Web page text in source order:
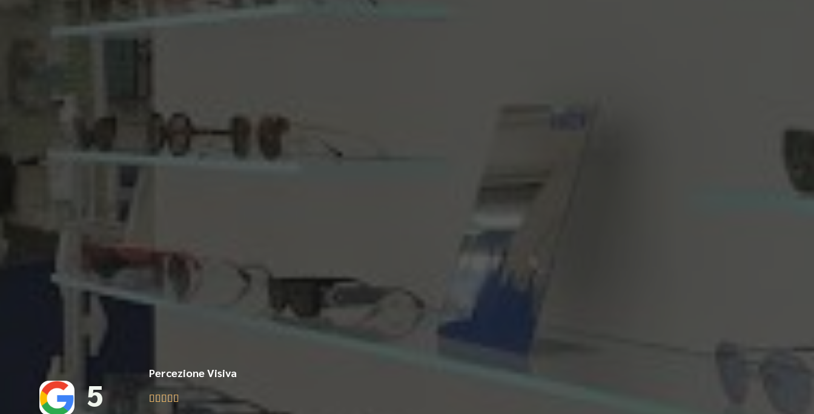
5
Percezione Visiva
    